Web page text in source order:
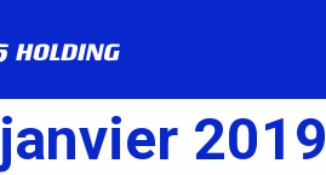
janvier 2019